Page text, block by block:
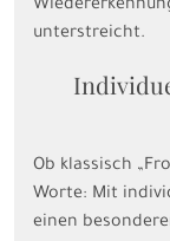
unterstreicht.
Ob klassisch
Worte: Mit
einen